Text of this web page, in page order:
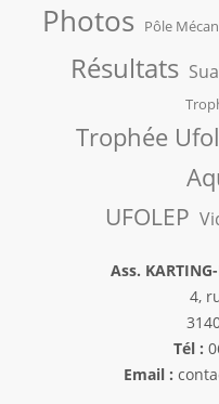
Photos Pôle
Résultats
Trophée
UFOLEP
Ass.
4,
Tél :
Email :